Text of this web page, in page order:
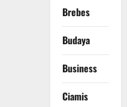
Brebes
Budaya
Business
Ciamis